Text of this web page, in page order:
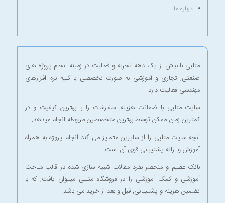
درباره ما
متلبی با بیش از یک دهه تجربه و فعالیت در زمینه انجام پروژه های
صنعتی, تجاری و آموزشی به صورت تخصصی با کلیه نرم افزارهای
مهندسی فعالیت دارد.
سایت متلبی با ضمانت هزینه, سفارشات را با بهترین کیفیت و در
کمترین زمان ممکن توسط بهترین متخصصین مربوطه انجام میدهد.
آنچه سایت متلبی را از سایرین متمایز می کند انجام پروژه به همراه
آموزش و ارائه پشتیبانی قوی آن است.
بانک عظیم و منحصر بفرد مقالات شبیه سازی شده در قالب مباحث
آموزشی و کمک آموزشی را درفروشگاه متلبی میتوان یافت, که با
تضمین هزینه و پشتیبانی, قبل و بعد از خرید می باشد.